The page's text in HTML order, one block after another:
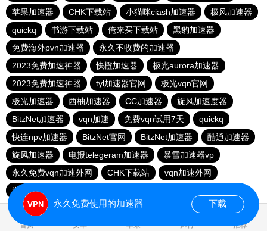
苹果加速器
CHK下载站 小猫咪ciash加速器
极风加速器
quickq
书游下载站 俺来买下载站
黑豹加速器
免费海外pvn加速器
永久不收费的加速器
2023免费加速神器
快橙加速器
极光aurora加速器
2023免费加速神器
tyl加速器官网
极光vqn官网
极光加速器
西柚加速器 CC加速器
旋风加速度器
BitzNet加速器
vqn加速 免费vqn试用7天
quickq
快连npv加速器
BitzNet官网 BitzNet加速器
酷通加速器
旋风加速器
电报telegeram加速器
暴雪加速器vp
永久免费vqn加速外网
CHK下载站
vqn加速外网
海鸥下载站
首页 安卓 苹果 排行 推荐
永久免费使用的加速器 下载
1.271335s